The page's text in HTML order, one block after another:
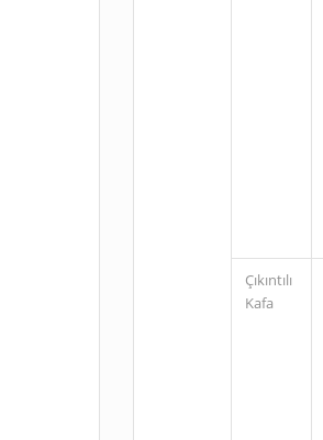
Çıkıntılı
Kafa